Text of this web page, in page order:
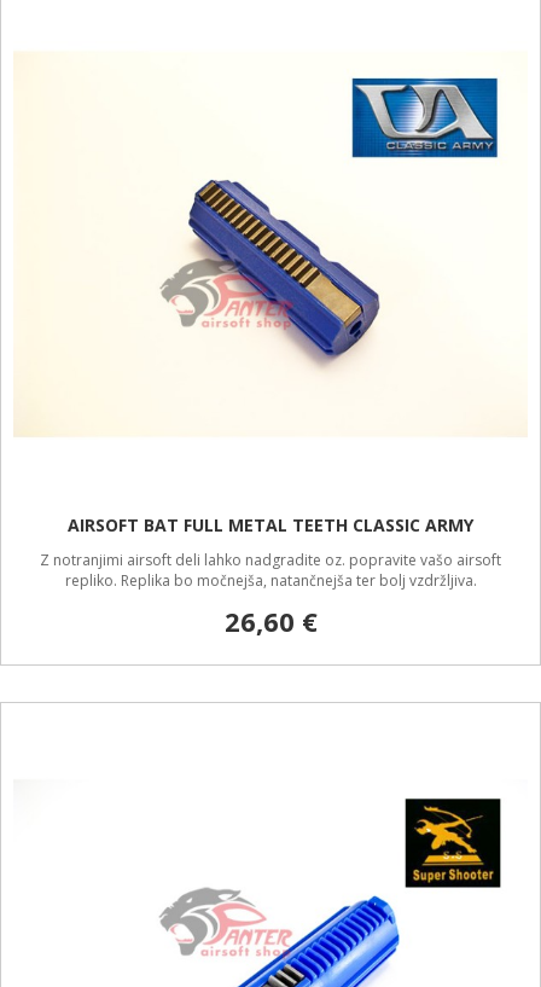
AIRSOFT BAT FULL METAL TEETH CLASSIC ARMY
Z notranjimi airsoft deli lahko nadgradite oz. popravite vašo airsoft
repliko. Replika bo močnejša, natančnejša ter bolj vzdržljiva.
26,60 €